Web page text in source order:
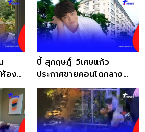
อง
บี้ สุกฤษฎิ์ วิเศษแก้ว
ประกาศขายคอนโดกลาง
เมือง เปิดเลขห้องชัด